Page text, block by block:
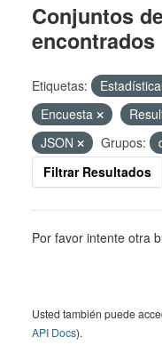
Conjuntos
encontrados
Etiquetas:
Encuesta
JSON
Grupos:
Filtrar Resultados
Por favor intente otra
Usted también puede
API Docs).